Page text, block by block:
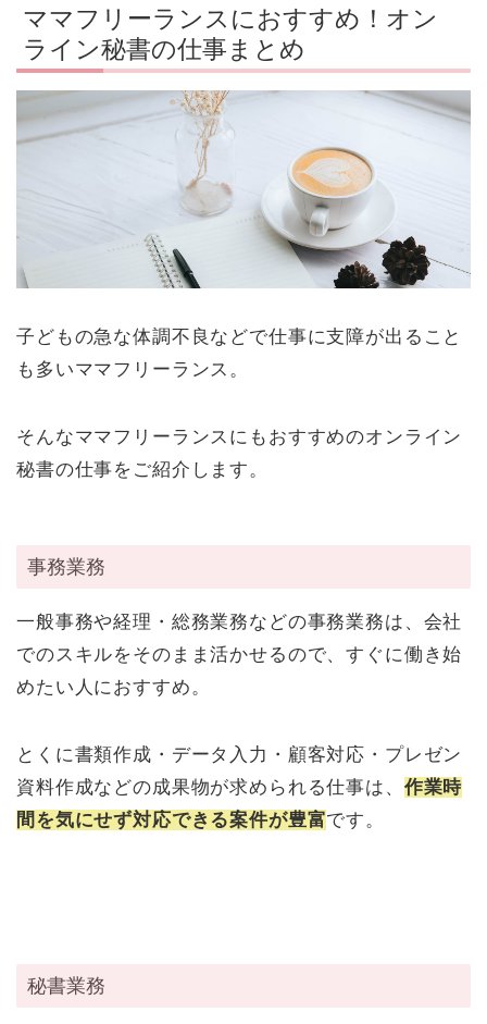
ママフリーランスにおすすめ！オン
ライン秘書の仕事まとめ
子どもの急な体調不良などで仕事に支障が出ること
も多いママフリーランス。
そんなママフリーランスにもおすすめのオンライン
秘書の仕事をご紹介します。
事務業務
一般事務や経理・総務業務などの事務業務は、会社
でのスキルをそのまま活かせるので、すぐに働き始
めたい人におすすめ。
とくに書類作成・データ入力・顧客対応・プレゼン
資料作成などの成果物が求められる仕事は、 作業時
間を気にせず対応できる案件が豊富です。
秘書業務